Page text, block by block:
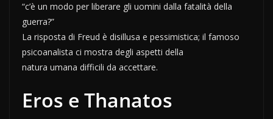
“c’è un modo per liberare gli uomini dalla fatalità della
guerra?”
La risposta di Freud è disillusa e pessimistica; il famoso
psicoanalista ci mostra degli aspetti della
natura umana difficili da accettare.
Eros e Thanatos